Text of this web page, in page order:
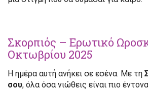
Σκορπιός – Ερωτικό
Οκτωβρίου 2025
Η ημέρα αυτή ανήκει σε εσένα. Με τη
σου, όλα όσα νιώθεις είναι πιο